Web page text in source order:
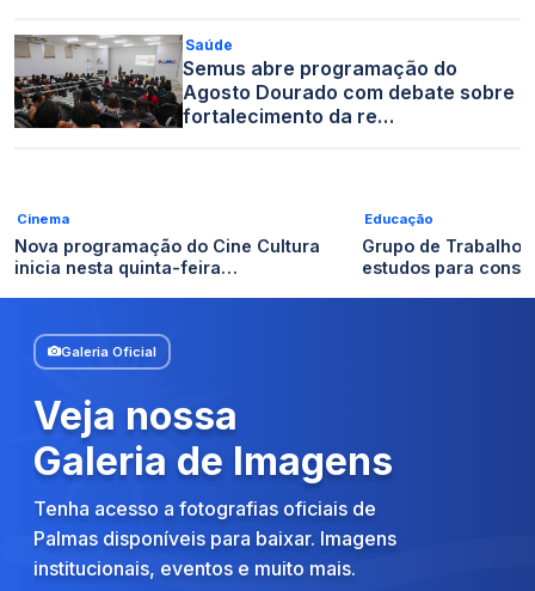
Saúde
Semus abre programação do
Agosto Dourado com debate sobre
fortalecimento da re…
Cinema
Nova programação do Cine Cultura
inicia nesta quinta-feira…
Educação
Grupo de Trabalho
estudos para
Galeria Oficial
Veja nossa
Galeria de Imagens
Tenha acesso a fotografias oficiais de
Palmas disponíveis para baixar. Imagens
institucionais, eventos e muito mais.